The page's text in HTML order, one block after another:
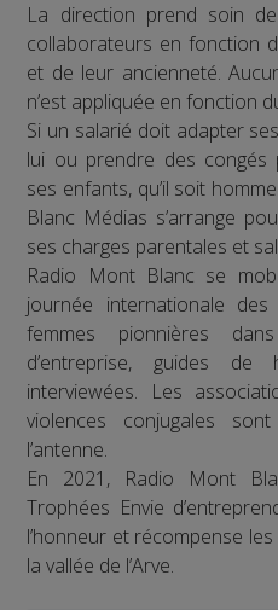
La direction prend soin
collaborateurs en fonction
et de leur ancienneté.
n’est appliquée en fonction
Si un salarié doit adapter
lui ou prendre des congés
ses enfants, qu’il soit
Blanc Médias s’arrange
ses charges parentales et
Radio Mont Blanc se
journée internationale
femmes pionnières
d’entreprise, guides de
interviewées. Les
violences conjugales
l’antenne.
En 2021, Radio Mont
Trophées Envie
l’honneur et récompense
la vallée de l’Arve.